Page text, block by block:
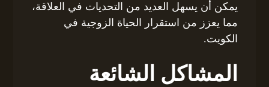
يمكن أن يسهل العديد من التحديات في العلاقة،
مما يعزز من استقرار الحياة الزوجية في
الكويت.
المشاكل الشائعة